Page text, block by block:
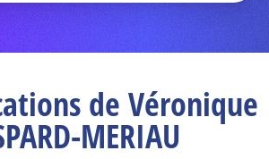
de Véronique
MERIAU